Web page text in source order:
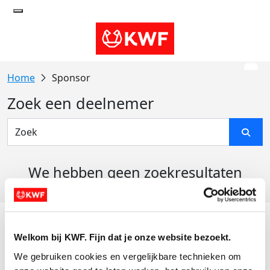
Welkom bij KWF. Fijn dat je onze website bezoekt.
We gebruiken cookies en vergelijkbare technieken om
Sponsor
Zoek een deelnemer
We hebben geen zoekresultaten
Actiematerialen
Evenementen